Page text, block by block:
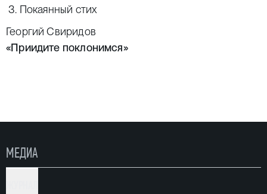
3. Покаянный стих
Георгий Свиридов
«Приидите поклонимся»
«Не отвержи мене во время старости»
Александр Архангельский
«Помышляю день страшный»
МЕДИА